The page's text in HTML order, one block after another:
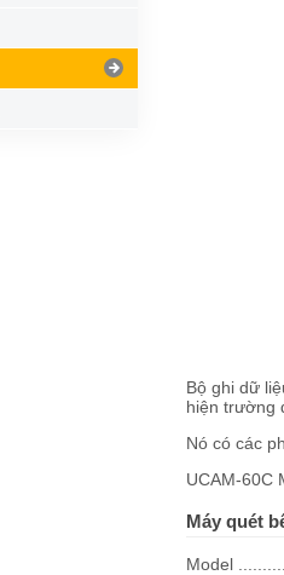
Bộ ghi dữ
hiện trường
Nó có các
UCAM-60C
Máy quét
Model